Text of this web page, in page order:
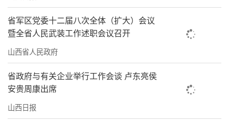
省军区党委十二届八次全体（扩大）会议
暨全省人民武装工作述职会议召开
山西省人民政府
省政府与有关企业举行工作会谈 卢东亮侯
安贵周康出席
山西日报